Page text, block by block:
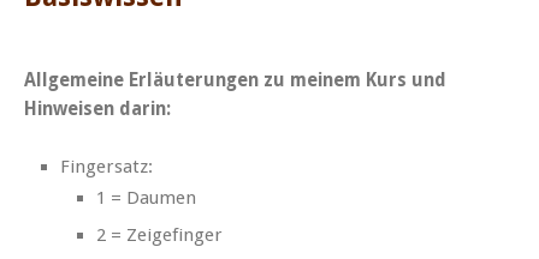
Allgemeine Erläuterungen zu meinem Kurs und
Hinweisen darin:
Fingersatz:
1 = Daumen
2 = Zeigefinger